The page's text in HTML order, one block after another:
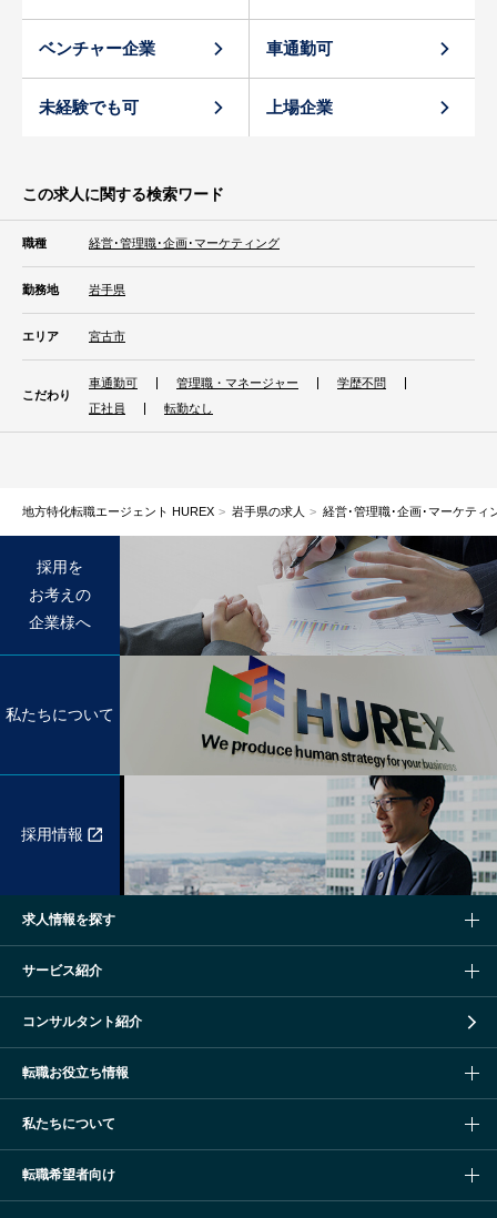
ベンチャー企業 車通勤可
未経験でも可 上場企業
この求人に関する検索ワード
職種 経営･管理職･企画･マーケティング
勤務地 岩手県
エリア 宮古市
こだわり
車通勤可 管理職・マネージャー
学歴不問
正社員
転勤なし
地方特化転職エージェント HUREX 岩手県の求人 経営･管理職･企画･マーケティ
採用情報
私たちについて
採用を
お考えの
企業様へ
求人情報を探す
サービス紹介
コンサルタント紹介
転職お役立ち情報
私たちについて
転職希望者向け